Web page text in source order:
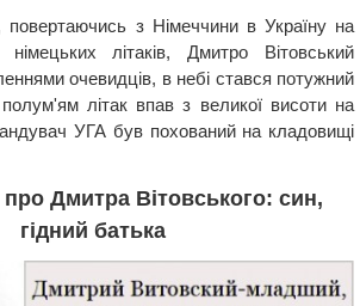
повертаючись з Німеччини в Україну на
літаків, Дмитро Вітовський
очевидців, в небі стався потужний
літак впав з великої висоти на
УГА був похований на кладовищі
про Дмитра Вітовського: син,
гідний батька